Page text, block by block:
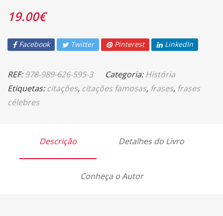
19.00€
Facebook Twitter Pinterest LinkedIn
REF:978-989-626-595-3 Categoria:História
Etiquetas: citações, citações famosas, frases, frases
célebres
Descrição Detalhes do Livro
Conheça o Autor